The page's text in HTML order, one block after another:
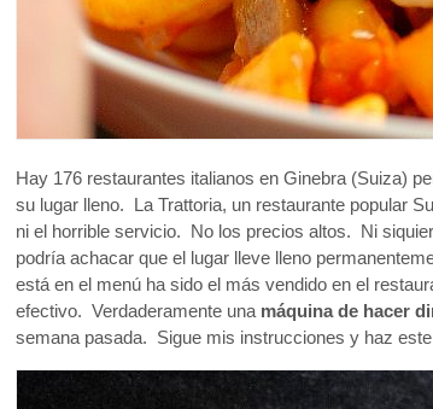
Hay 176 restaurantes italianos en Ginebra (Suiza)
su lugar lleno. La Trattoria, un restaurante popular
ni el horrible servicio. No los precios altos. Ni
podría achacar que el lugar lleve lleno
está en el menú ha sido el más vendido en el
efectivo. Verdaderamente una máquina de hacer
semana pasada. Sigue mis instrucciones y haz